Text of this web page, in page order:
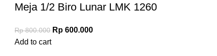
Meja 1/2 Biro Lunar LMK 1260
Rp800.000 Rp 600.000
Add to cart